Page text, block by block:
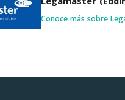
Conoce más sobre